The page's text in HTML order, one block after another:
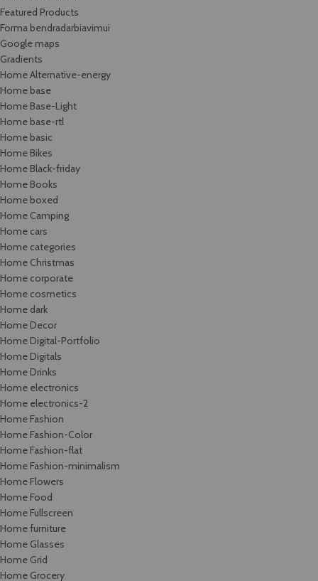
Featured Products
Forma bendradarbiavimui
Google maps
Gradients
Home Alternative-energy
Home base
Home Base-Light
Home base-rtl
Home basic
Home Bikes
Home Black-friday
Home Books
Home boxed
Home Camping
Home cars
Home categories
Home Christmas
Home corporate
Home cosmetics
Home dark
Home Decor
Home Digital-Portfolio
Home Digitals
Home Drinks
Home electronics
Home electronics-2
Home Fashion
Home Fashion-Color
Home Fashion-flat
Home Fashion-minimalism
Home Flowers
Home Food
Home Fullscreen
Home furniture
Home Glasses
Home Grid
Home Grocery